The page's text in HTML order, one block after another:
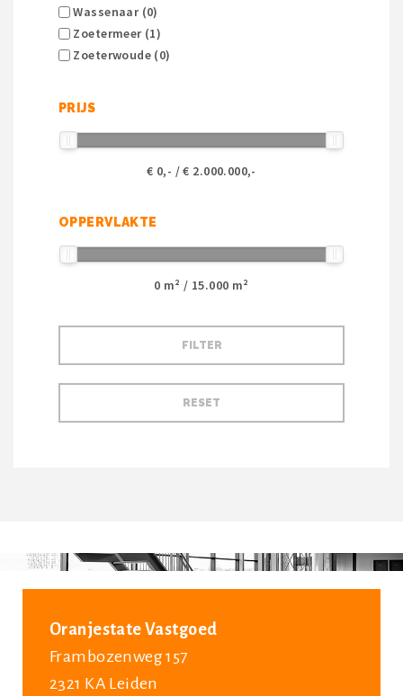
Wassenaar (0)
Zoetermeer (1)
Zoeterwoude (0)
PRIJS
€ 0,- / € 2.000.000,-
OPPERVLAKTE
0 m² / 15.000 m²
Oranjestate Vastgoed
Frambozenweg 157
2321 KA Leiden